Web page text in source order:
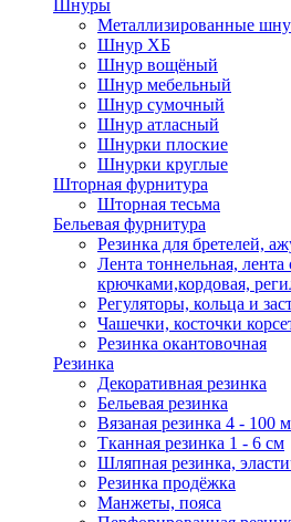
Шнуры
Металлизированные
Шнур ХБ
Шнур вощёный
Шнур мебельный
Шнур сумочный
Шнур атласный
Шнурки плоские
Шнурки круглые
Шторная фурнитура
Шторная тесьма
Бельевая фурнитура
Резинка для бретелей,
Лента тоннельная,
крючками,кордовая,
Регуляторы, кольца и
Чашечки, косточки
Резинка окантовочная
Резинка
Декоративная резинка
Бельевая резинка
Вязаная резинка 4 - 100
Тканная резинка 1 - 6 см
Шляпная резинка,
Резинка продёжка
Манжеты, пояса